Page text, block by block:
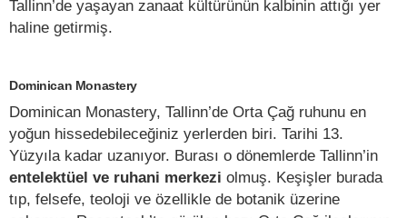
Tallinn’de yaşayan zanaat kültürünün kalbinin attığı yer
haline getirmiş.
Dominican Monastery
Dominican Monastery, Tallinn’de Orta Çağ ruhunu en
yoğun hissedebileceğiniz yerlerden biri. Tarihi 13.
Yüzyıla kadar uzanıyor. Burası o dönemlerde Tallinn’in
entelektüel ve ruhani merkezi olmuş. Keşişler burada
tıp, felsefe, teoloji ve özellikle de botanik üzerine